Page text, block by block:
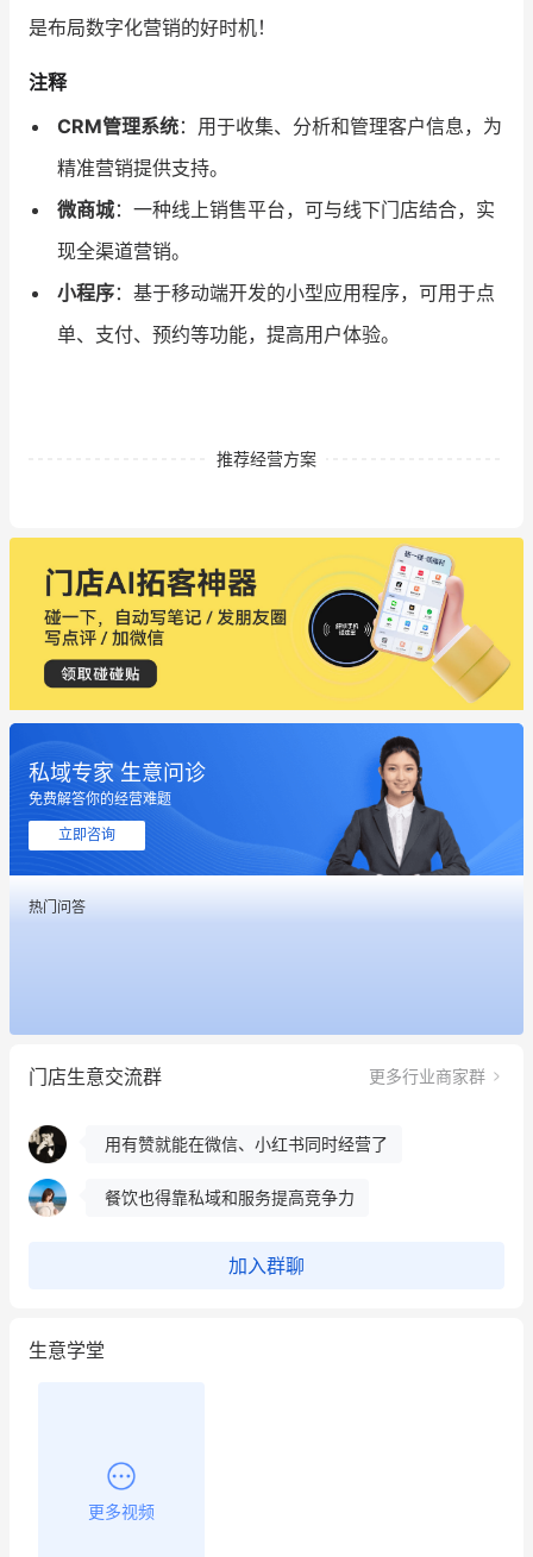
是布局数字化营销的好时机！
注释
CRM管理系统：用于收集、分析和管理客户信息，为
精准营销提供支持。
微商城：一种线上销售平台，可与线下门店结合，实
现全渠道营销。
小程序：基于移动端开发的小型应用程序，可用于点
单、支付、预约等功能，提高用户体验。
推荐经营方案
私域专家 生意问诊
免费解答你的经营难题
立即咨询
热门问答
门店生意交流群 更多行业商家群
这个营销策划案例推荐大家看一下
用有赞就能在微信、小红书同时经营了
冰墩墩货源充足需要的联系我
这个营销策划案例推荐大家看一下
用有赞就能在微信、小红书同时经营了
餐饮也得靠私域和服务提高竞争力
加入群聊
生意学堂
更多视频